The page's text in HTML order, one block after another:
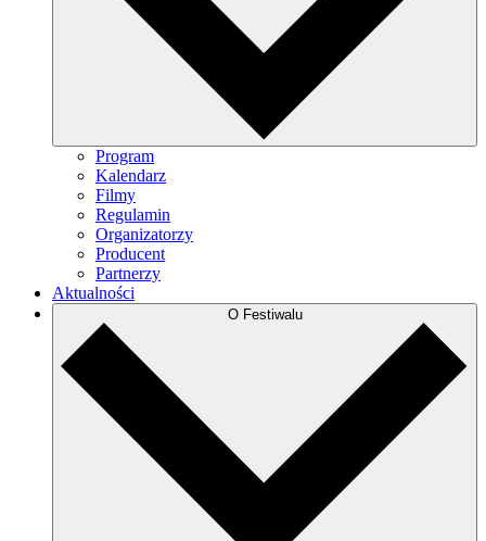
Program
Kalendarz
Filmy
Regulamin
Organizatorzy
Producent
Partnerzy
Aktualności
O Festiwalu